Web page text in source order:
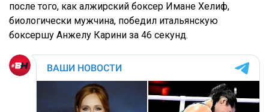
после того, как алжирский боксер Имане Хелиф,
биологически мужчина, победил итальянскую
боксершу Анжелу Карини за 46 секунд.